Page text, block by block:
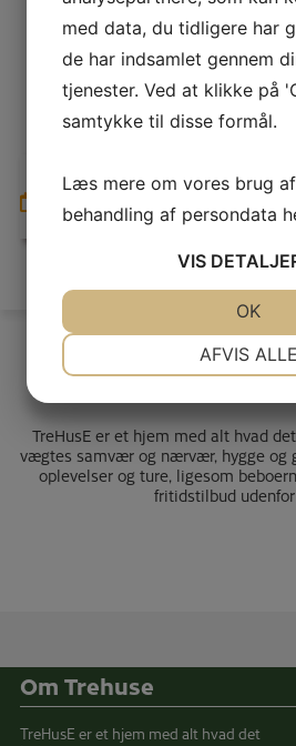
Nyt fra
Gå til fuld oversigt
Om
TreHusE er et hjem med alt hvad
vægtes samvær og nærvær, hygge og
oplevelser og ture, ligesom
fritidstilbud
Om Trehuse
TreHusE er et hjem med alt hvad det
med data, du tidligere har
de har indsamlet gennem
tjenester. Ved at klikke på
samtykke til disse formål.
Læs mere om vores brug
behandling af persondata
VIS
AFVIS ALLE
OK